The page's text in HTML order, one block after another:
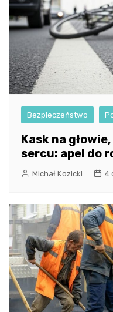
Bezpieczeństwo
Kask na
sercu: apel do
Michał Kozicki 4